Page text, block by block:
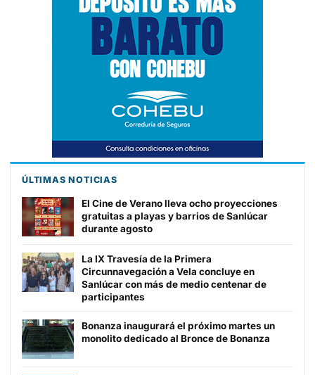
ÚLTIMAS NOTICIAS
El Cine de Verano lleva ocho proyecciones
gratuitas a playas y barrios de Sanlúcar
durante agosto
La IX Travesía de la Primera
Circunnavegación a Vela concluye en
Sanlúcar con más de medio centenar de
participantes
Bonanza inaugurará el próximo martes un
monolito dedicado al Bronce de Bonanza